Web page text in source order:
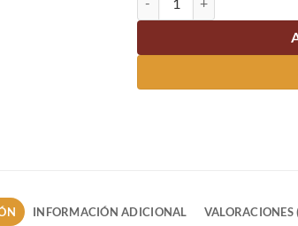
INFORMACIÓN ADICIONAL VALORACIONES